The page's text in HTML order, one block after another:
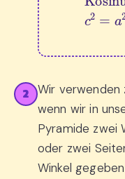
2
Wir verwenden
wenn wir in
Pyramide zwei
oder zwei
Winkel